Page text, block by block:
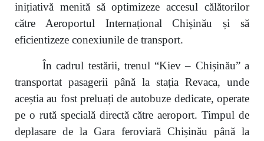
inițiativă menită să optimizeze accesul călătorilor
către Aeroportul Internațional Chișinău și să
eficientizeze conexiunile de transport.
În cadrul testării, trenul “Kiev – Chișinău” a
transportat pasagerii până la stația Revaca, unde
aceștia au fost preluați de autobuze dedicate, operate
pe o rută specială directă către aeroport. Timpul de
deplasare de la Gara feroviară Chișinău până la